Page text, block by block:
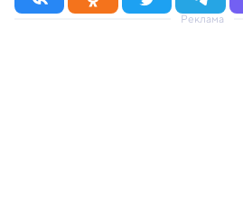
Реклама